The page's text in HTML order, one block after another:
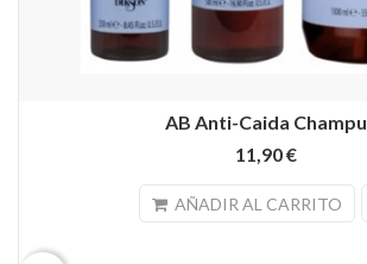
AB Anti-Caida Champu
11,90 €
AÑADIR AL CARRITO